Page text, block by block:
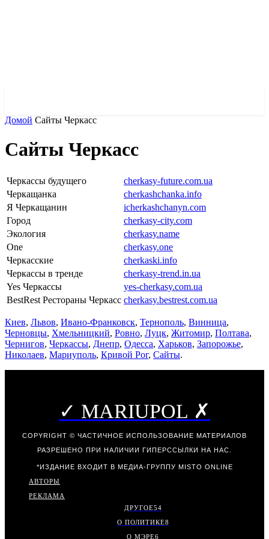
Домой Сайты Черкасс
Сайты Черкасс
Черкассы будущего
cherkasy-future.com.ua
Черкащанка
cherkashchanka.info
Я Черкащанин
icherkashchanyn.com
Город
cherkasy-city.com
Экология
cherkasy.name
One
cherkasy.one
Черкасские
cherkaski.info
Черкассы в тренде
cherkasy-trend.in.ua
Yes Черкассы
yes-cherkasy.com.ua
BestRest Рестораны Черкасс cherkasy.bestrest.com.ua
Киев, Львов, Ивано-Франковск, Тернополь, Винница,
Черновцы, Хмельницкий, Ровно, Луцк, Житомир, Полтава,
Чернигов, Черкассы, Днепр, Одесса, Харьков, Запорожье,
Николаев, Мариуполь, Кривой Рог, Сайты.
✓ MARIUPOL ✗
COPYRIGHT © ЧАСТИЧНОЕ ИСПОЛЬЗОВАНИЕ МАТЕРИАЛОВ
РАЗРЕШЕНО ПРИ НАЛИЧИИ ГИПЕРССЫЛКИ НА НАС.
*ИЗДАНИЕ ВХОДИТ В МЕДИА-ГРУППУ MISTO ONLINE
АВТОРЫ
РЕКЛАМА
ДРУГОЕ54
О ПОЛИТИКЕ8
О МЭРЕ6